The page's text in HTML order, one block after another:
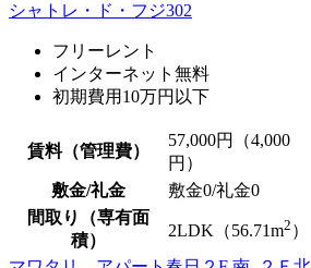
シャトレ・ド・フジ302
フリーレント
インターネット無料
初期費用10万円以下
賃料（管理費）
57,000円（4,000
円）
敷金/礼金 敷金0/礼金0
間取り（専有面
積）
2LDK（56.71m2 ）